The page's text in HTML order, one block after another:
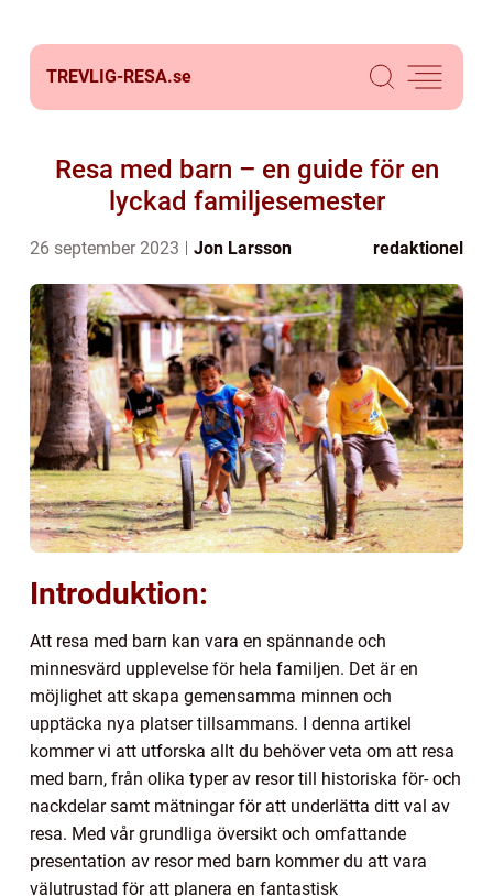
TREVLIG-RESA.se
Resa med barn – en guide för en
lyckad familjesemester
26 september 2023 Jon Larsson redaktionel
Introduktion:
Att resa med barn kan vara en spännande och
minnesvärd upplevelse för hela familjen. Det är en
möjlighet att skapa gemensamma minnen och
upptäcka nya platser tillsammans. I denna artikel
kommer vi att utforska allt du behöver veta om att resa
med barn, från olika typer av resor till historiska för- och
nackdelar samt mätningar för att underlätta ditt val av
resa. Med vår grundliga översikt och omfattande
presentation av resor med barn kommer du att vara
välutrustad för att planera en fantastisk